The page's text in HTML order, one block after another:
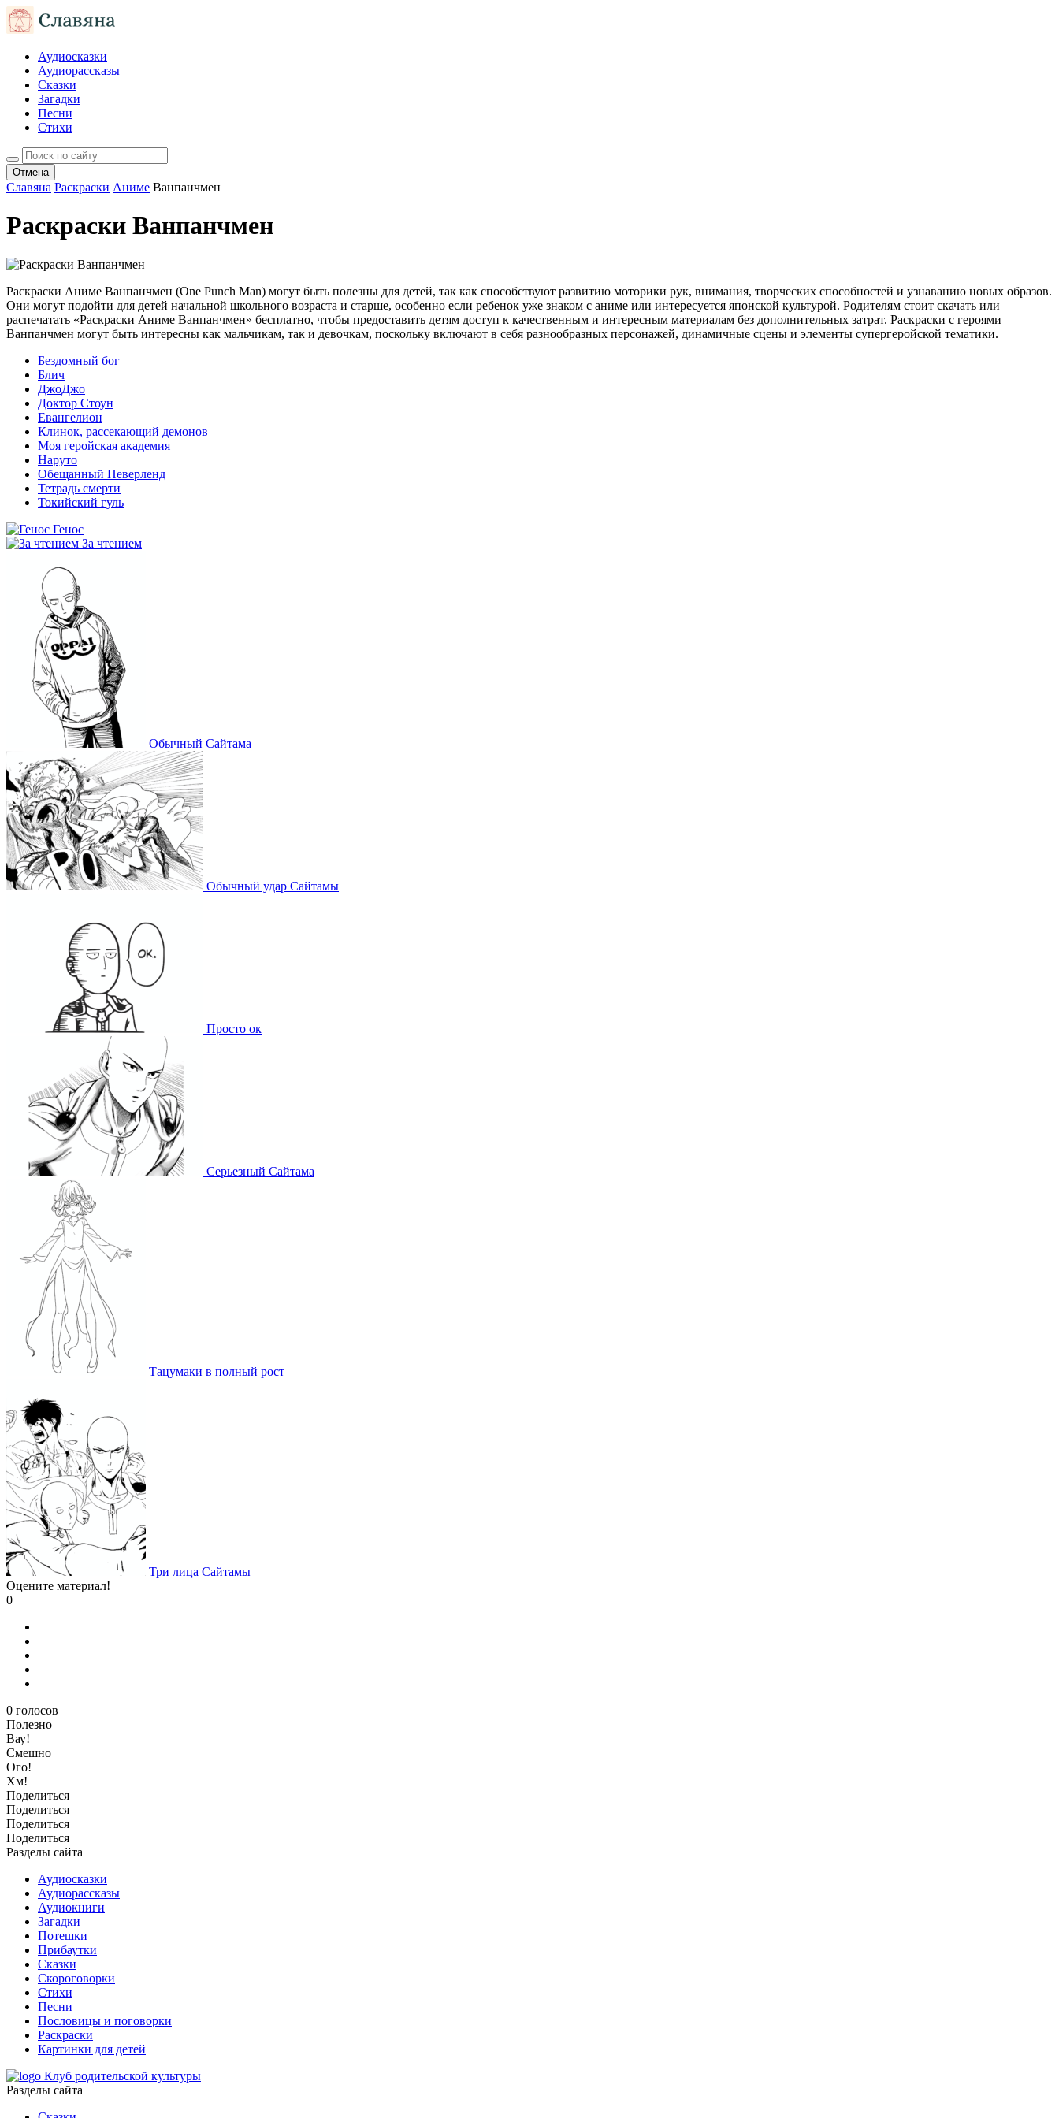
Аудиосказки
Аудиорассказы
Сказки
Загадки
Песни
Стихи
Отмена
Славяна Раскраски Аниме Ванпанчмен
Раскраски Ванпанчмен
Раскраски Аниме Ванпанчмен (One Punch Man) могут быть полезны для детей, так как способствуют развитию моторики рук, внимания, творческих способностей и узнаванию новых образов.
Они могут подойти для детей начальной школьного возраста и старше, особенно если ребенок уже знаком с аниме или интересуется японской культурой. Родителям стоит скачать или
распечатать «Раскраски Аниме Ванпанчмен» бесплатно, чтобы предоставить детям доступ к качественным и интересным материалам без дополнительных затрат. Раскраски с героями
Ванпанчмен могут быть интересны как мальчикам, так и девочкам, поскольку включают в себя разнообразных персонажей, динамичные сцены и элементы супергеройской тематики.
Бездомный бог
Блич
ДжоДжо
Доктор Стоун
Евангелион
Клинок, рассекающий демонов
Моя геройская академия
Наруто
Обещанный Неверленд
Тетрадь смерти
Токийский гуль
Генос
За чтением
Обычный Сайтама
Обычный удар Сайтамы
Просто ок
Серьезный Сайтама
Тацумаки в полный рост
Три лица Сайтамы
Оцените материал!
0
0 голосов
Полезно
Вау!
Смешно
Ого!
Хм!
Поделиться
Поделиться
Поделиться
Поделиться
Разделы сайта
Аудиосказки
Аудиорассказы
Аудиокниги
Загадки
Потешки
Прибаутки
Сказки
Скороговорки
Стихи
Песни
Пословицы и поговорки
Раскраски
Картинки для детей
Клуб родительской культуры
Разделы сайта